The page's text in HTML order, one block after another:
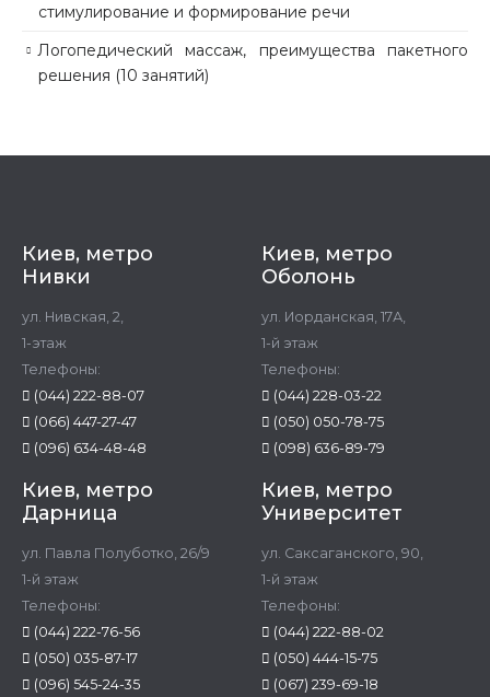
стимулирование и формирование речи
Логопедический массаж, преимущества пакетного
решения (10 занятий)
Киев, метро
Нивки
ул. Нивская, 2,
1-этаж
Телефоны:
(044) 222-88-07
(066) 447-27-47
(096) 634-48-48
Киев, метро
Оболонь
ул. Иорданская, 17А,
1-й этаж
Телефоны:
(044) 228-03-22
(050) 050-78-75
(098) 636-89-79
Киев, метро
Дарница
ул. Павла Полуботко, 26/9
1-й этаж
Телефоны:
(044) 222-76-56
(050) 035-87-17
(096) 545-24-35
Киев, метро
Университет
ул. Саксаганского, 90,
1-й этаж
Телефоны:
(044) 222-88-02
(050) 444-15-75
(067) 239-69-18